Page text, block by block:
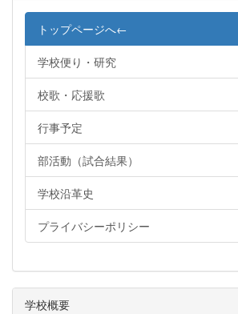
トップページへ←
学校便り・研究
校歌・応援歌
行事予定
部活動（試合結果）
学校沿革史
プライバシーポリシー
学校概要